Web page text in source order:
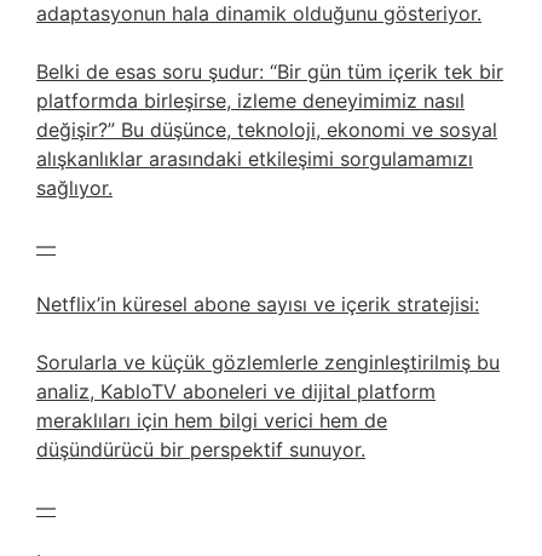
adaptasyonun hala dinamik olduğunu gösteriyor.
Belki de esas soru şudur: “Bir gün tüm içerik tek bir
platformda birleşirse, izleme deneyimimiz nasıl
değişir?” Bu düşünce, teknoloji, ekonomi ve sosyal
alışkanlıklar arasındaki etkileşimi sorgulamamızı
sağlıyor.
—
Netflix’in küresel abone sayısı ve içerik stratejisi:
Sorularla ve küçük gözlemlerle zenginleştirilmiş bu
analiz, KabloTV aboneleri ve dijital platform
meraklıları için hem bilgi verici hem de
düşündürücü bir perspektif sunuyor.
—